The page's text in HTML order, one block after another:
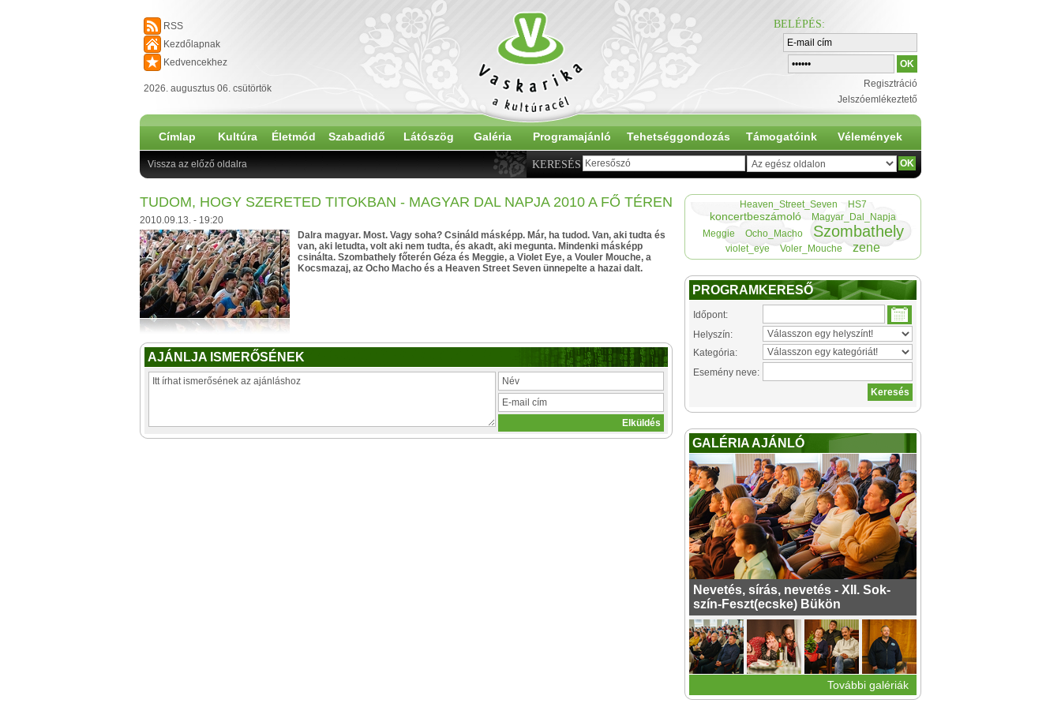
RSS
Kezdőlapnak
Kedvencekhez
2026. augusztus 06. csütörtök
BELÉPÉS:
Regisztráció
Jelszóemlékeztető
Címlap Kultúra Életmód Szabadidő Látószög Galéria Programajánló Tehetséggondozás Támogatóink Vélemények
KERESÉS
Vissza az előző oldalra
TUDOM, HOGY SZERETED TITOKBAN - MAGYAR DAL NAPJA 2010 A FŐ TÉREN
2010.09.13. - 19:20
Dalra magyar. Most. Vagy soha? Csináld másképp. Már, ha tudod. Van, aki tudta és
van, aki letudta, volt aki nem tudta, és akadt, aki megunta. Mindenki másképp
csinálta. Szombathely főterén Géza és Meggie, a Violet Eye, a Vouler Mouche, a
Kocsmazaj, az Ocho Macho és a Heaven Street Seven ünnepelte a hazai dalt.
AJÁNLJA ISMERŐSÉNEK
Heaven_Street_Seven HS7
koncertbeszámoló
Magyar_Dal_Napja
Meggie
Ocho_Macho Szombathely
violet_eye Voler_Mouche zene
PROGRAMKERESŐ
Időpont:
Helyszín:
Kategória:
Esemény neve:
GALÉRIA AJÁNLÓ
Nevetés, sírás, nevetés - XII. Sok-
szín-Feszt(ecske) Bükön
További galériák